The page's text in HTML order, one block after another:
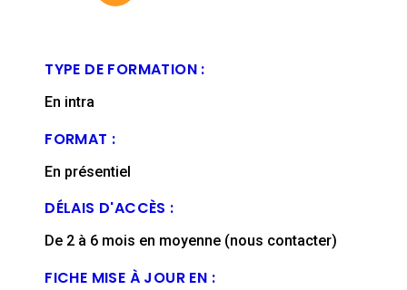
TYPE DE FORMATION :
En intra
FORMAT :
En présentiel
DÉLAIS D'ACCÈS :
De 2 à 6 mois en moyenne (nous contacter)
FICHE MISE À JOUR EN :